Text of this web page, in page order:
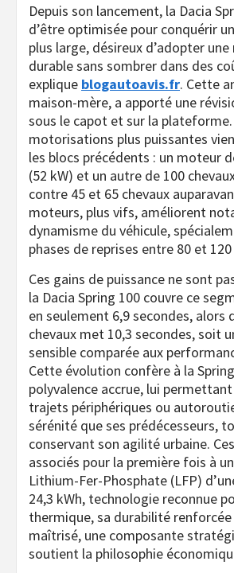
Depuis son lancement, la Dacia
d’être optimisée pour conquérir
plus large, désireux d’adopter
durable sans sombrer dans des
explique blogautoavis.fr. Cette
maison-mère, a apporté une
sous le capot et sur la plateforme.
motorisations plus puissantes
les blocs précédents : un moteur
(52 kW) et un autre de 100
contre 45 et 65 chevaux
moteurs, plus vifs, améliorent
dynamisme du véhicule,
phases de reprises entre 80 et
Ces gains de puissance ne sont
la Dacia Spring 100 couvre ce
en seulement 6,9 secondes, alors
chevaux met 10,3 secondes, soit
sensible comparée aux
Cette évolution confère à la
polyvalence accrue, lui
trajets périphériques ou
sérénité que ses prédécesseurs,
conservant son agilité urbaine.
associés pour la première fois à
Lithium-Fer-Phosphate (LFP)
24,3 kWh, technologie reconnue
thermique, sa durabilité
maîtrisé, une composante
soutient la philosophie